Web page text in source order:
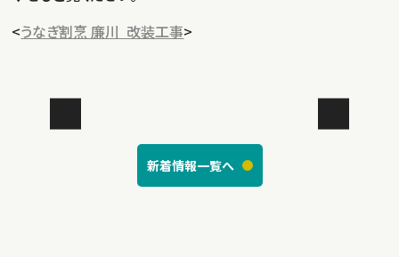
<うなぎ割烹 廉川 改装工事>
新着情報一覧へ